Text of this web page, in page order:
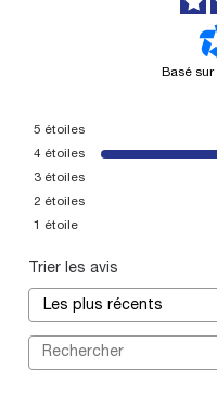
Basé sur
5 étoiles
4 étoiles
3 étoiles
2 étoiles
1 étoile
Trier les avis